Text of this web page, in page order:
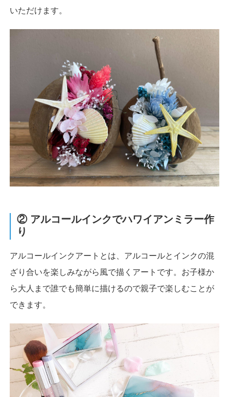
いただけます。
② アルコールインクでハワイアンミラー作
り
アルコールインクアートとは、アルコールとインクの混
ざり合いを楽しみながら風で描くアートです。お子様か
ら大人まで誰でも簡単に描けるので親子で楽しむことが
できます。